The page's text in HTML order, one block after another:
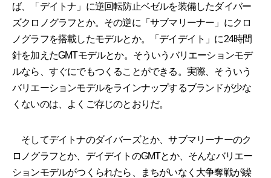
ば、「デイトナ」に逆回転防止ベゼルを装備したダイバー
ズクロノグラフとか。その逆に「サブマリーナー」にクロ
ノグラフを搭載したモデルとか。「デイデイト」に24時間
針を加えたGMTモデルとか。そういうバリエーションモデ
ルなら、すぐにでもつくることができる。実際、そういう
バリエーションモデルをラインナップするブランドが少な
くないのは、よくご存じのとおりだ。
そしてデイトナのダイバーズとか、サブマリーナーのク
ロノグラフとか、デイデイトのGMTとか、そんなバリエー
ションモデルがつくられたら、まちがいなく大争奪戦が繰